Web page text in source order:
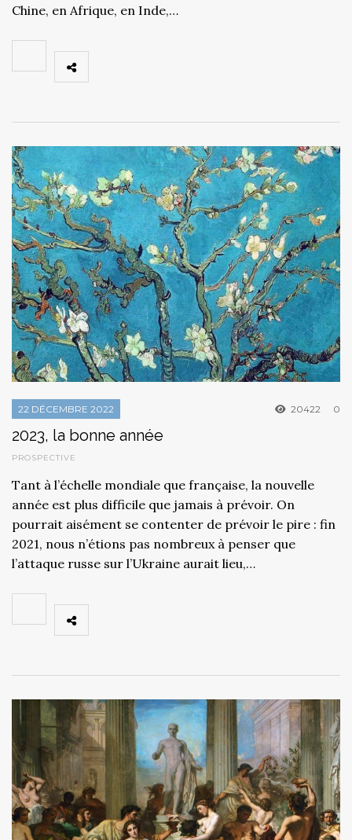
Chine, en Afrique, en Inde,…
22 DÉCEMBRE 2022 20422 0
2023, la bonne année
PROSPECTIVE
Tant à l’échelle mondiale que française, la nouvelle
année est plus difficile que jamais à prévoir. On
pourrait aisément se contenter de prévoir le pire : fin
2021, nous n’étions pas nombreux à penser que
l’attaque russe sur l’Ukraine aurait lieu,…